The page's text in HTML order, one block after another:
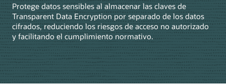
Protege datos sensibles al almacenar las claves de
Transparent Data Encryption por separado de los datos
cifrados, reduciendo los riesgos de acceso no autorizado
y facilitando el cumplimiento normativo.